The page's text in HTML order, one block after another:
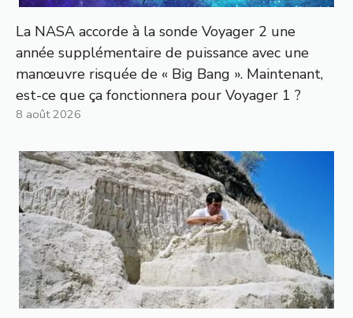
La NASA accorde à la sonde Voyager 2 une
année supplémentaire de puissance avec une
manœuvre risquée de « Big Bang ». Maintenant,
est-ce que ça fonctionnera pour Voyager 1 ?
8 août 2026